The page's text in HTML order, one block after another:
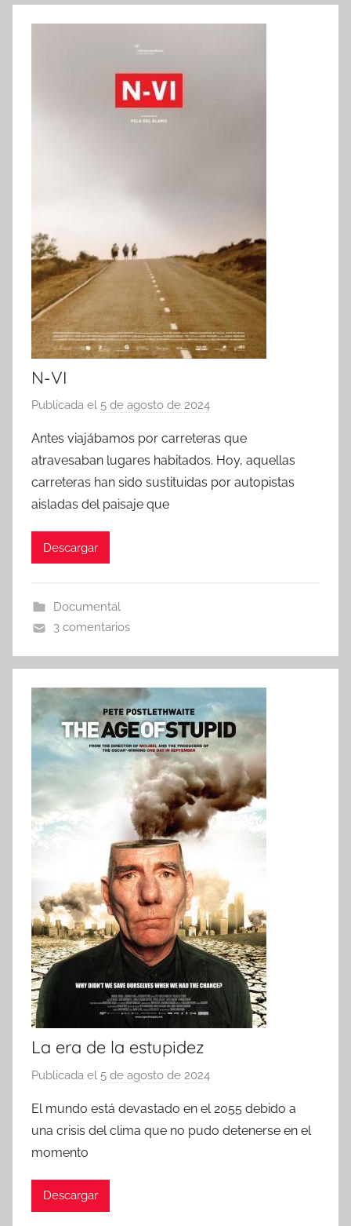
N-VI
Publicada el 5 de agosto de 2024
r
Antes viajábamos por carreteras que
atravesaban lugares habitados. Hoy, aquellas
carreteras han sido sustituidas por autopistas
aisladas del paisaje que
Descargar
Documental
3 comentarios
La era de la estupidez
Publicada el 5 de agosto de 2024
r
El mundo está devastado en el 2055 debido a
una crisis del clima que no pudo detenerse en el
momento
Descargar